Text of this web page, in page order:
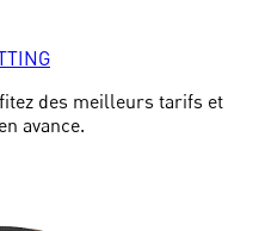
des meilleurs tarifs et
avance.